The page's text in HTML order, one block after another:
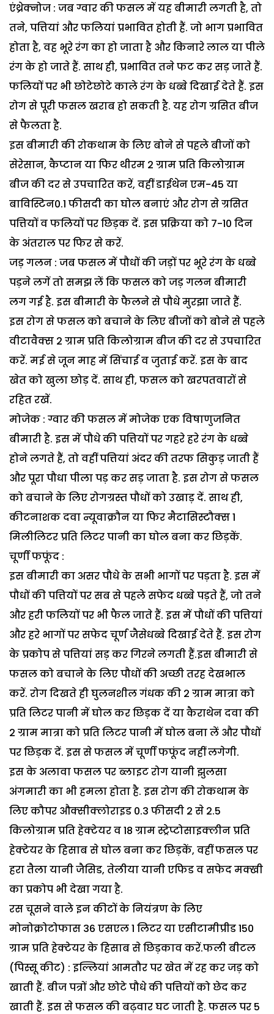
एंथ्रेक्नोज : जब ग्वार की फसल में यह बीमारी लगती है, तो
तने, पत्तियां और फलियां प्रभावित होती हैं. जो भाग प्रभावित
होता है, वह भूरे रंग का हो जाता है और किनारे लाल या पीले
रंग के हो जाते हैं. साथ ही, प्रभावित तने फट कर सड़ जाते हैं.
फलियों पर भी छोटेछोटे काले रंग के धब्बे दिखाई देते हैं. इस
रोग से पूरी फसल खराब हो सकती है. यह रोग ग्रसित बीज
से फैलता है.
इस बीमारी की रोकथाम के लिए बोने से पहले बीजों को
सेरेसान, कैप्टान या फिर थीरम 2 ग्राम प्रति किलोग्राम
बीज की दर से उपचारित करें, वहीं डाईथेन एम-45 या
बाविस्टिन0.1 फीसदी का घोल बनाएं और रोग से ग्रसित
पत्तियों व फलियों पर छिड़क दें. इस प्रक्रिया को 7-10 दिन
के अंतराल पर फिर से करें.
जड़ गलन : जब फसल में पौधों की जड़ों पर भूरे रंग के धब्बे
पड़ने लगें तो समझ लें कि फसल को जड़ गलन बीमारी
लग गई है. इस बीमारी के फैलने से पौधे मुरझा जाते हैं.
इस रोग से फसल को बचाने के लिए बीजों को बोने से पहले
वीटावैक्स 2 ग्राम प्रति किलोग्राम बीज की दर से उपचारित
करें. मई से जून माह में सिंचाई व जुताई करें. इस के बाद
खेत को खुला छोड़ दें. साथ ही, फसल को खरपतवारों से
रहित रखें.
मोजेक : ग्वार की फसल में मोजेक एक विषाणुजनित
बीमारी है. इस में पौधे की पत्तियों पर गहरे हरे रंग के धब्बे
होने लगते हैं, तो वहीं पत्तियां अंदर की तरफ सिकुड़ जाती हैं
और पूरा पौधा पीला पड़ कर सड़ जाता है. इस रोग से फसल
को बचाने के लिए रोगग्रस्त पौधों को उखाड़ दें. साथ ही,
कीटनाशक दवा न्यूवाक्रौन या फिर मैटासिस्टौक्स 1
मिलीलिटर प्रति लिटर पानी का घोल बना कर छिड़कें.
चूर्णी फफूंद :
इस बीमारी का असर पौधे के सभी भागों पर पड़ता है. इस में
पौधों की पत्तियों पर सब से पहले सफेद धब्बे पड़ते हैं, जो तने
और हरी फलियों पर भी फैल जाते हैं. इस में पौधों की पत्तियां
और हरे भागों पर सफेद चूर्ण जैसेधब्बे दिखाई देते हैं. इस रोग
के प्रकोप से पत्तियां सड़ कर गिरने लगती हैं.इस बीमारी से
फसल को बचाने के लिए पौधों की अच्छी तरह देखभाल
करें. रोग दिखते ही घुलनशील गंधक की 2 ग्राम मात्रा को
प्रति लिटर पानी में घोल कर छिड़क दें या कैराथेन दवा की
2 ग्राम मात्रा को प्रति लिटर पानी में घोल बना लें और पौधों
पर छिड़क दें. इस से फसल में चूर्णी फफूंद नहीं लगेगी.
इस के अलावा फसल पर ब्लाइट रोग यानी झुलसा
अंगमारी का भी हमला होता है. इस रोग की रोकथाम के
लिए कौपर औक्सीक्लोराइड 0.3 फीसदी 2 से 2.5
किलोग्राम प्रति हेक्टेयर व 18 ग्राम स्ट्रेप्टोसाइक्लीन प्रति
हेक्टेयर के हिसाब से घोल बना कर छिड़कें, वहीं फसल पर
हरा तैला यानी जैसिड, तेलीया यानी एफिड व सफेद मक्खी
का प्रकोप भी देखा गया है.
रस चूसने वाले इन कीटों के नियंत्रण के लिए
मोनोक्रोटोफास 36 एसएल 1 लिटर या एसीटामीप्रीड 150
ग्राम प्रति हेक्टेयर के हिसाब से छिड़काव करें.फली बीटल
(पिस्सू कीट) : इल्लियां आमतौर पर खेत में रह कर जड़ को
खाती हैं. बीज पत्रों और छोटे पौधे की पत्तियों को छेद कर
खाती हैं. इस से फसल की बढ़वार घट जाती है. फसल पर 5